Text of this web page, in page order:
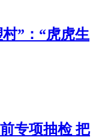
”：“虎虎生
专项抽检 把